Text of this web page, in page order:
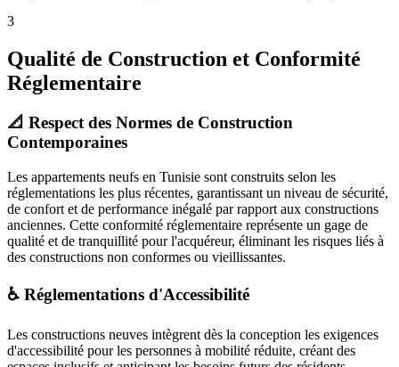
3
Qualité de Construction et Conformité
Réglementaire
📐 Respect des Normes de Construction
Contemporaines
Les appartements neufs en Tunisie sont construits selon les
réglementations les plus récentes, garantissant un niveau de sécurité,
de confort et de performance inégalé par rapport aux constructions
anciennes. Cette conformité réglementaire représente un gage de
qualité et de tranquillité pour l'acquéreur, éliminant les risques liés à
des constructions non conformes ou vieillissantes.
♿ Réglementations d'Accessibilité
Les constructions neuves intègrent dès la conception les exigences
d'accessibilité pour les personnes à mobilité réduite, créant des